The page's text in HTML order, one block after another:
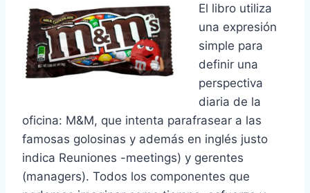
El libro utiliza
una expresión
simple para
definir una
perspectiva
diaria de la
oficina: M&M, que intenta parafrasear a las
famosas golosinas y además en inglés justo
indica Reuniones -meetings) y gerentes
(managers). Todos los componentes que